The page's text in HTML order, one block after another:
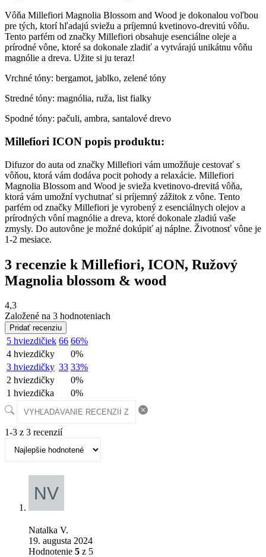
Vôňa Millefiori Magnolia Blossom and Wood je dokonalou voľbou
pre tých, ktorí hľadajú sviežu a príjemnú kvetinovo-drevitú vôňu.
Tento parfém od značky Millefiori obsahuje esenciálne oleje a
prírodné vône, ktoré sa dokonale zladiť a vytvárajú unikátnu vôňu
magnólie a dreva. Užite si ju teraz!
Vrchné tóny: bergamot, jablko, zelené tóny
Stredné tóny: magnólia, ruža, list fialky
Spodné tóny: pačuli, ambra, santalové drevo
Millefiori ICON popis produktu:
Difuzor do auta od značky Millefiori vám umožňuje cestovať s
vôňou, ktorá vám dodáva pocit pohody a relaxácie. Millefiori
Magnolia Blossom and Wood je svieža kvetinovo-drevitá vôňa,
ktorá vám umožní vychutnať si príjemný zážitok z vône. Tento
parfém od značky Millefiori je vyrobený z esenciálnych olejov a
prírodných vôní magnólie a dreva, ktoré dokonale zladiú vaše
zmysly. Do autovône je možné dokúpiť aj náplne. Životnosť vône je
1-2 mesiace.
3 recenzie k Millefiori, ICON, Ružový
Magnolia blossom & wood
4,3
Založené na 3 hodnoteniach
Pridať recenziu
5 hviezdičiek 66 66%
4 hviezdičky
0%
3 hviezdičky 33 33%
2 hviezdičky
0%
1 hviezdička
0%
1-3 z 3 recenzií
Natalka V.
19. augusta 2024
Hodnotenie 5 z 5